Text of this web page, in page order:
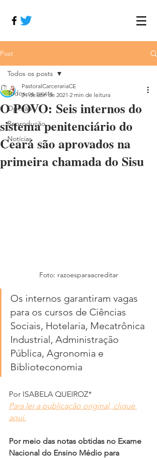
Post
Todos os posts
Opinião
Reprodução
Notícias
Todos os posts
O POVO: Seis internos do
sistema penitenciário do
Ceará são aprovados na
primeira chamada do Sisu
PastoralCarcerariaCE
24 de abr. de 2021 2 min de leitura
Foto: razoesparaacreditar
Os internos garantiram vagas
para os cursos de Ciências
Sociais, Hotelaria, Mecatrônica
Industrial, Administração
Pública, Agronomia e
Biblioteconomia
Por ISABELA QUEIROZ*
Para ler a publicação original, clique
aqui.
Por meio das notas obtidas no Exame
Nacional do Ensino Médio para